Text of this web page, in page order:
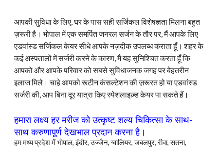
आपकी सुविधा के लिए, घर के पास सही सर्जिकल विशेषज्ञता मिलना बहुत
ज़रूरी है। भोपाल में एक समर्पित जनरल सर्जन के तौर पर, मैं आपके लिए
एडवांस्ड सर्जिकल केयर सीधे आपके नज़दीक उपलब्ध कराता हूँ। शहर के
कई अस्पतालों में सर्जरी करने के कारण, मैं यह सुनिश्चित करता हूँ कि
आपको और आपके परिवार को सबसे सुविधाजनक जगह पर बेहतरीन
इलाज मिले। चाहे आपको रूटीन कंसल्टेशन की ज़रूरत हो या एडवांस्ड
सर्जरी की, आप बिना दूर यात्रा किए स्पेशलाइज़्ड केयर पा सकते हैं।
हमारा लक्ष्य हर मरीजकोउत्कृष्ट शल्य चिकित्सा के साथ-
साथ करुणापूर्ण देखभाल प्रदान करना है।
हम मध्य प्रदेश में भोपाल, इंदौर, उज्जैन, ग्वालियर, जबलपुर, रीवा, सतना,